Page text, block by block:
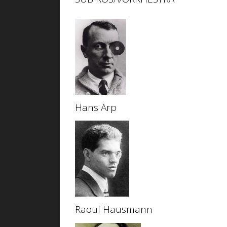
Hans Arp
Raoul Hausmann